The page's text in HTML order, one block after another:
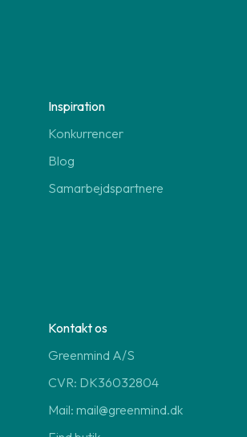
Inspiration
Konkurrencer
Blog
Samarbejdspartnere
Kontakt os
Greenmind A/S
CVR: DK36032804
Mail: mail@greenmind.dk